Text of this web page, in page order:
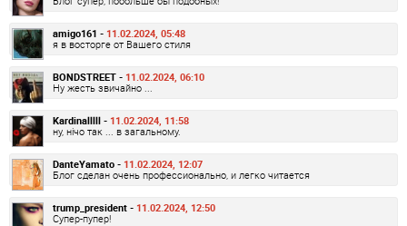
amigo161 - 11.02.2024, 05:48
я в восторге от Вашего стиля
BONDSTREET - 11.02.2024, 06:10
Ну жесть звичайно ...
Kardinalllll - 11.02.2024, 11:58
ну, нічо так ... в загальному.
DanteYamato - 11.02.2024, 12:07
Блог сделан очень профессионально, и легко читается
trump_president - 11.02.2024, 12:50
Супер-пупер!